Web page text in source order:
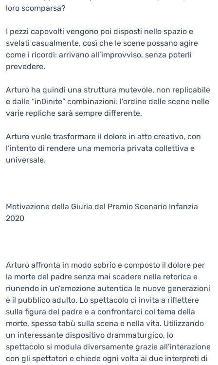
loro scomparsa?
I pezzi capovolti vengono poi disposti nello spazio e
svelati casualmente, così che le scene possano agire
come i ricordi: arrivano all’improvviso, senza poterli
prevedere.
Arturo ha quindi una struttura mutevole, non replicabile
e dalle “in0inite” combinazioni: l’ordine delle scene nelle
varie repliche sarà sempre differente.
Arturo vuole trasformare il dolore in atto creativo, con
l’intento di rendere una memoria privata collettiva e
universale.
Motivazione della Giuria del Premio Scenario Infanzia
2020
Arturo affronta in modo sobrio e composto il dolore per
la morte del padre senza mai scadere nella retorica e
riunendo in un’emozione autentica le nuove generazioni
e il pubblico adulto. Lo spettacolo ci invita a riflettere
sulla figura del padre e a confrontarci col tema della
morte, spesso tabù sulla scena e nella vita. Utilizzando
un interessante dispositivo drammaturgico, lo
spettacolo si modula diversamente grazie all’interazione
con gli spettatori e chiede ogni volta ai due interpreti di